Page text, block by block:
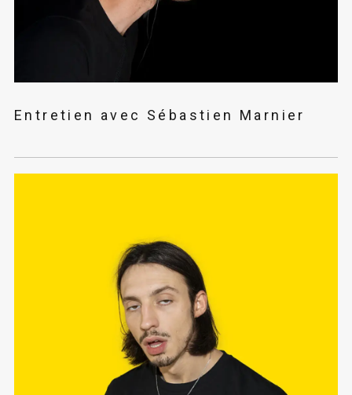
Entretien avec Sébastien Marnier